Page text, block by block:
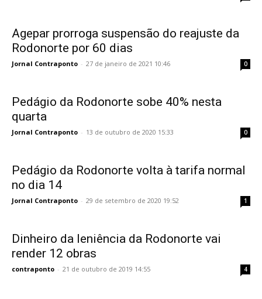
Agepar prorroga suspensão do reajuste da
Rodonorte por 60 dias
Jornal Contraponto - 27 de janeiro de 2021 10:46 0
Pedágio da Rodonorte sobe 40% nesta
quarta
Jornal Contraponto - 13 de outubro de 2020 15:33 0
Pedágio da Rodonorte volta à tarifa normal
no dia 14
Jornal Contraponto - 29 de setembro de 2020 19:52 1
Dinheiro da leniência da Rodonorte vai
render 12 obras
contraponto - 21 de outubro de 2019 14:55 4